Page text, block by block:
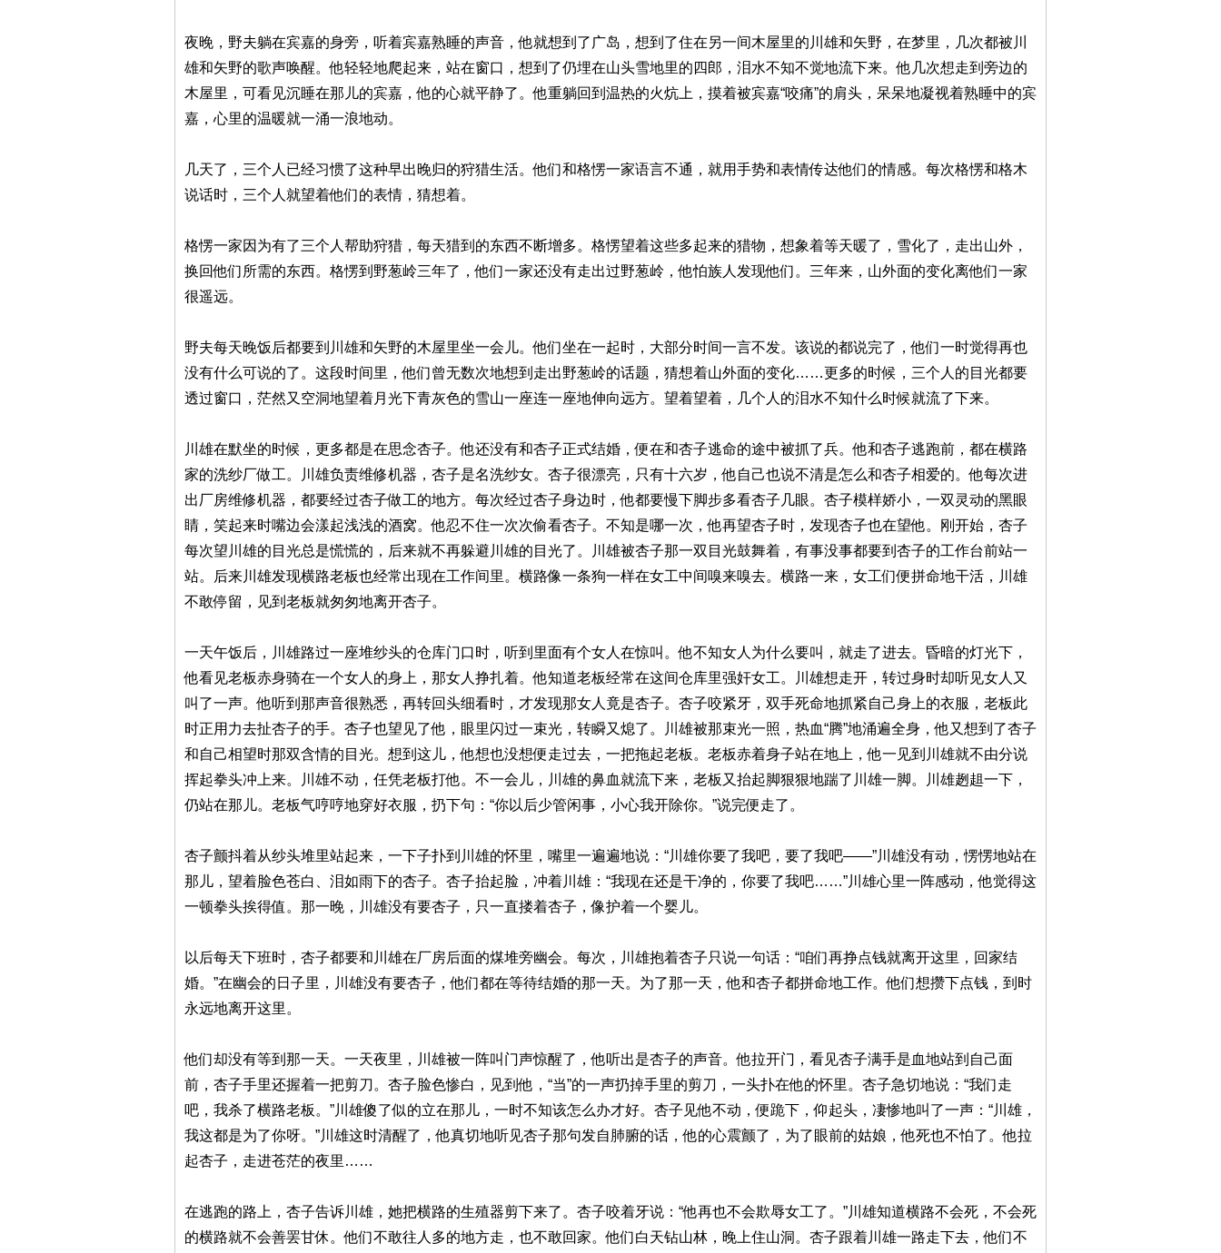
夜晚，野夫躺在宾嘉的身旁，听着宾嘉熟睡的声音，他就想到了广岛，想到了住在另一间木屋里的川雄和矢野，在梦里，几次都被川
雄和矢野的歌声唤醒。他轻轻地爬起来，站在窗口，想到了仍埋在山头雪地里的四郎，泪水不知不觉地流下来。他几次想走到旁边的
木屋里，可看见沉睡在那儿的宾嘉，他的心就平静了。他重躺回到温热的火炕上，摸着被宾嘉“咬痛”的肩头，呆呆地凝视着熟睡中的宾
嘉，心里的温暖就一涌一浪地动。
几天了，三个人已经习惯了这种早出晚归的狩猎生活。他们和格愣一家语言不通，就用手势和表情传达他们的情感。每次格愣和格木
说话时，三个人就望着他们的表情，猜想着。
格愣一家因为有了三个人帮助狩猎，每天猎到的东西不断增多。格愣望着这些多起来的猎物，想象着等天暖了，雪化了，走出山外，
换回他们所需的东西。格愣到野葱岭三年了，他们一家还没有走出过野葱岭，他怕族人发现他们。三年来，山外面的变化离他们一家
很遥远。
野夫每天晚饭后都要到川雄和矢野的木屋里坐一会儿。他们坐在一起时，大部分时间一言不发。该说的都说完了，他们一时觉得再也
没有什么可说的了。这段时间里，他们曾无数次地想到走出野葱岭的话题，猜想着山外面的变化……更多的时候，三个人的目光都要
透过窗口，茫然又空洞地望着月光下青灰色的雪山一座连一座地伸向远方。望着望着，几个人的泪水不知什么时候就流了下来。
川雄在默坐的时候，更多都是在思念杏子。他还没有和杏子正式结婚，便在和杏子逃命的途中被抓了兵。他和杏子逃跑前，都在横路
家的洗纱厂做工。川雄负责维修机器，杏子是名洗纱女。杏子很漂亮，只有十六岁，他自己也说不清是怎么和杏子相爱的。他每次进
出厂房维修机器，都要经过杏子做工的地方。每次经过杏子身边时，他都要慢下脚步多看杏子几眼。杏子模样娇小，一双灵动的黑眼
睛，笑起来时嘴边会漾起浅浅的酒窝。他忍不住一次次偷看杏子。不知是哪一次，他再望杏子时，发现杏子也在望他。刚开始，杏子
每次望川雄的目光总是慌慌的，后来就不再躲避川雄的目光了。川雄被杏子那一双目光鼓舞着，有事没事都要到杏子的工作台前站一
站。后来川雄发现横路老板也经常出现在工作间里。横路像一条狗一样在女工中间嗅来嗅去。横路一来，女工们便拼命地干活，川雄
不敢停留，见到老板就匆匆地离开杏子。
一天午饭后，川雄路过一座堆纱头的仓库门口时，听到里面有个女人在惊叫。他不知女人为什么要叫，就走了进去。昏暗的灯光下，
他看见老板赤身骑在一个女人的身上，那女人挣扎着。他知道老板经常在这间仓库里强奸女工。川雄想走开，转过身时却听见女人又
叫了一声。他听到那声音很熟悉，再转回头细看时，才发现那女人竟是杏子。杏子咬紧牙，双手死命地抓紧自己身上的衣服，老板此
时正用力去扯杏子的手。杏子也望见了他，眼里闪过一束光，转瞬又熄了。川雄被那束光一照，热血“腾”地涌遍全身，他又想到了杏子
和自己相望时那双含情的目光。想到这儿，他想也没想便走过去，一把拖起老板。老板赤着身子站在地上，他一见到川雄就不由分说
挥起拳头冲上来。川雄不动，任凭老板打他。不一会儿，川雄的鼻血就流下来，老板又抬起脚狠狠地踹了川雄一脚。川雄趔趄一下，
仍站在那儿。老板气哼哼地穿好衣服，扔下句：“你以后少管闲事，小心我开除你。”说完便走了。
杏子颤抖着从纱头堆里站起来，一下子扑到川雄的怀里，嘴里一遍遍地说：“川雄你要了我吧，要了我吧——”川雄没有动，愣愣地站在
那儿，望着脸色苍白、泪如雨下的杏子。杏子抬起脸，冲着川雄：“我现在还是干净的，你要了我吧……”川雄心里一阵感动，他觉得这
一顿拳头挨得值。那一晚，川雄没有要杏子，只一直搂着杏子，像护着一个婴儿。
以后每天下班时，杏子都要和川雄在厂房后面的煤堆旁幽会。每次，川雄抱着杏子只说一句话：“咱们再挣点钱就离开这里，回家结
婚。”在幽会的日子里，川雄没有要杏子，他们都在等待结婚的那一天。为了那一天，他和杏子都拼命地工作。他们想攒下点钱，到时
永远地离开这里。
他们却没有等到那一天。一天夜里，川雄被一阵叫门声惊醒了，他听出是杏子的声音。他拉开门，看见杏子满手是血地站到自己面
前，杏子手里还握着一把剪刀。杏子脸色惨白，见到他，“当”的一声扔掉手里的剪刀，一头扑在他的怀里。杏子急切地说：“我们走
吧，我杀了横路老板。”川雄傻了似的立在那儿，一时不知该怎么办才好。杏子见他不动，便跪下，仰起头，凄惨地叫了一声：“川雄，
我这都是为了你呀。”川雄这时清醒了，他真切地听见杏子那句发自肺腑的话，他的心震颤了，为了眼前的姑娘，他死也不怕了。他拉
起杏子，走进苍茫的夜里……
在逃跑的路上，杏子告诉川雄，她把横路的生殖器剪下来了。杏子咬着牙说：“他再也不会欺辱女工了。”川雄知道横路不会死，不会死
的横路就不会善罢甘休。他们不敢往人多的地方走，也不敢回家。他们白天钻山林，晚上住山洞。杏子跟着川雄一路走下去，他们不